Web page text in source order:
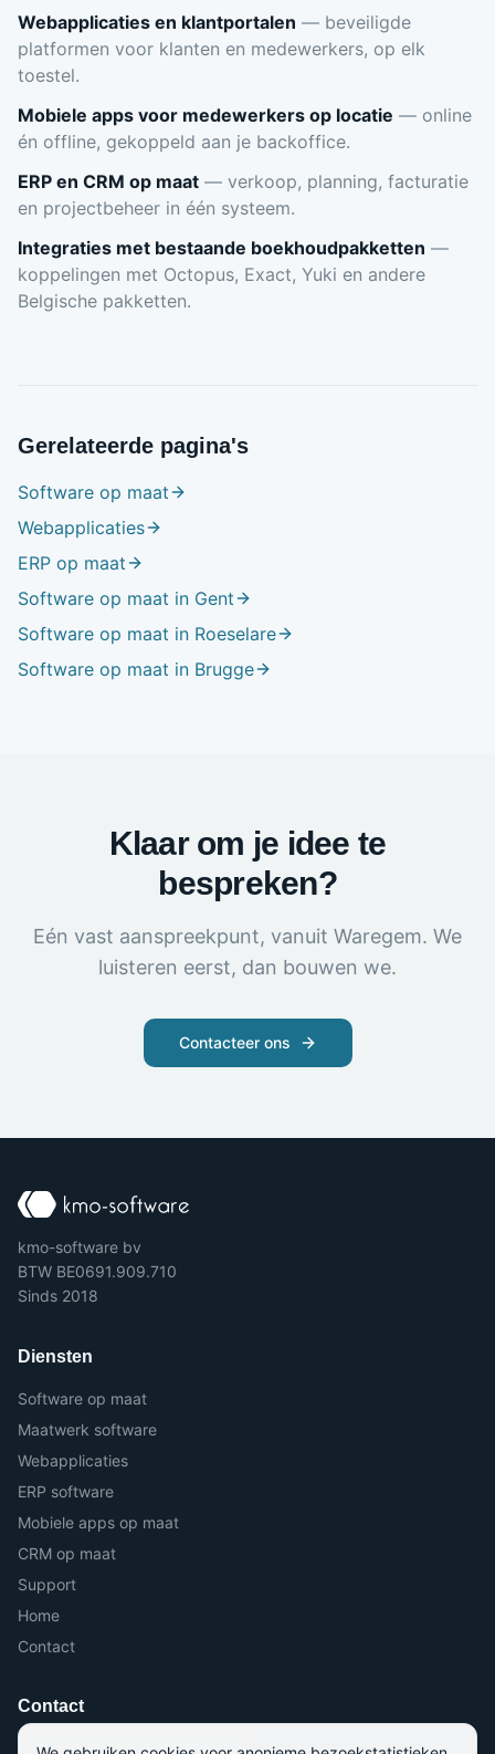
Webapplicaties en klantportalen — beveiligde
platformen voor klanten en medewerkers, op elk
toestel.
Mobiele apps voor medewerkers op locatie — online
én offline, gekoppeld aan je backoffice.
ERP en CRM op maat — verkoop, planning, facturatie
en projectbeheer in één systeem.
Integraties met bestaande boekhoudpakketten —
koppelingen met Octopus, Exact, Yuki en andere
Belgische pakketten.
Gerelateerde pagina's
Software op maat
Webapplicaties
ERP op maat
Software op maat in Gent
Software op maat in Roeselare
Software op maat in Brugge
Klaar om je idee te
bespreken?
Eén vast aanspreekpunt, vanuit Waregem. We
luisteren eerst, dan bouwen we.
Contacteer ons
kmo-software bv
BTW BE0691.909.710
Sinds 2018
Diensten
Software op maat
Maatwerk software
Webapplicaties
ERP software
Mobiele apps op maat
CRM op maat
Support
Home
Contact
Contact
Roterijstraat 71, 8790 Waregem